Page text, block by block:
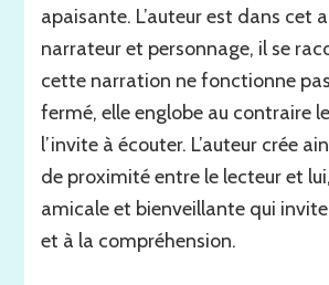
apaisante. L’auteur est dans cet
narrateur et personnage, il se
cette narration ne fonctionne
fermé, elle englobe au contraire
l’invite à écouter. L’auteur crée
de proximité entre le lecteur et
amicale et bienveillante qui
et à la compréhension.